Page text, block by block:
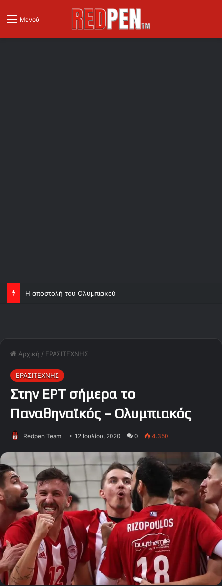
Μενού
Η αποστολή του Ολυμπιακού
Αρχική / ΕΡΑΣΙΤΕΧΝΗΣ
ΕΡΑΣΙΤΕΧΝΗΣ
Στην ΕΡΤ σήμερα το
Παναθηναϊκός – Ολυμπιακός
Redpen Team 12 Ιουλίου, 2020 0 4.350